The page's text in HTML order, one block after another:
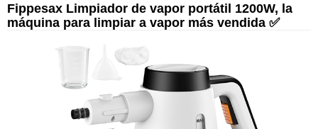
Fippesax Limpiador de vapor portátil 1200W, la
máquina para limpiar a vapor más vendida ✅